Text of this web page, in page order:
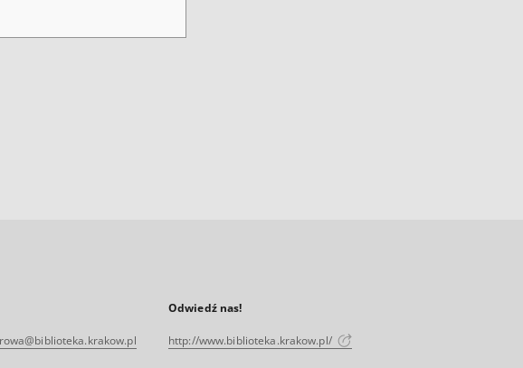
Odwiedź nas!
http://www.biblioteka.krakow.pl/